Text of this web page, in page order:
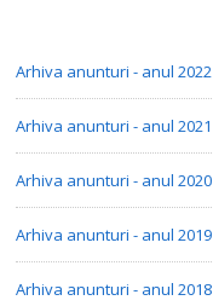
Arhiva anunturi - anul 2022
Arhiva anunturi - anul 2021
Arhiva anunturi - anul 2020
Arhiva anunturi - anul 2019
Arhiva anunturi - anul 2018